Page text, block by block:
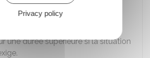
1 fois
possible que les mesures soient
une durée supérieure si la situation
Privacy policy